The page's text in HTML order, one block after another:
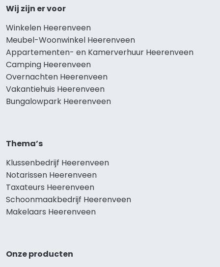
Wij zijn er voor
Winkelen Heerenveen
Meubel-Woonwinkel Heerenveen
Appartementen- en Kamerverhuur Heerenveen
Camping Heerenveen
Overnachten Heerenveen
Vakantiehuis Heerenveen
Bungalowpark Heerenveen
Thema’s
Klussenbedrijf Heerenveen
Notarissen Heerenveen
Taxateurs Heerenveen
Schoonmaakbedrijf Heerenveen
Makelaars Heerenveen
Onze producten